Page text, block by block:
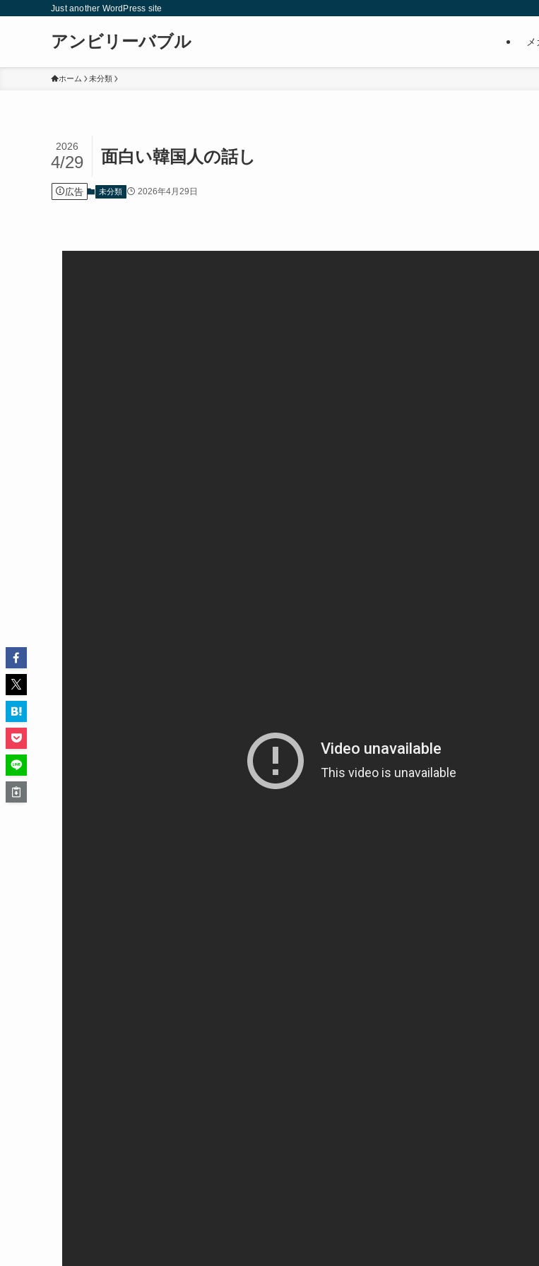
Just another WordPress site
アンビリーバブル
ホーム 未分類
面白い韓国人の話し
2026
4/29
広告 未分類 2026年4月29日